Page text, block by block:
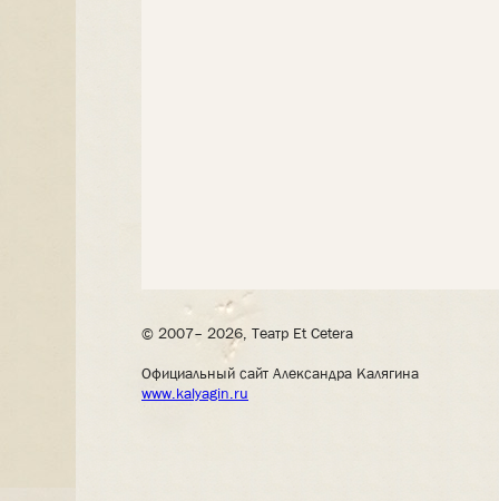
© 2007– 2026, Театр Et Cetera
Официальный сайт Александра Калягина
www.kalyagin.ru